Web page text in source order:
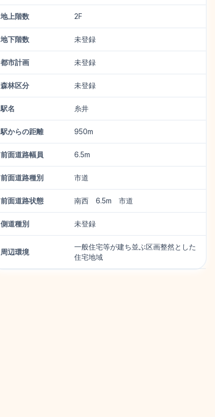
地上階数 2F
地下階数 未登録
都市計画 未登録
森林区分 未登録
駅名 糸井
駅からの距離 950m
前面道路幅員 6.5m
前面道路種別 市道
前面道路状態 南西 6.5m 市道
側道種別 未登録
周辺環境
一般住宅等が建ち並ぶ区画整然とした
住宅地域